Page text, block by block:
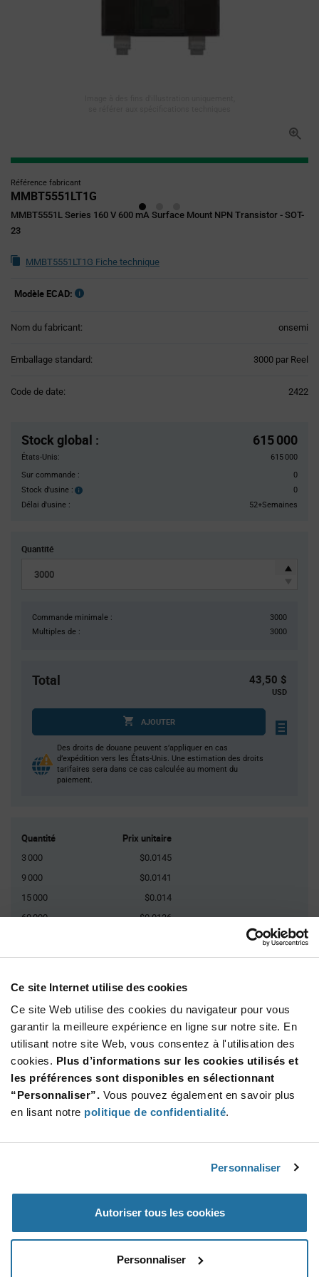
Ce site Internet utilise des cookies
Ce site Web utilise des cookies du navigateur pour vous
garantir la meilleure expérience en ligne sur notre site. En
utilisant notre site Web, vous consentez à l'utilisation des
cookies. Plus d’informations sur les cookies utilisés et
les préférences sont disponibles en sélectionnant
“Personnaliser”. Vous pouvez également en savoir plus
en lisant notre politique de confidentialité.
Personnaliser
Autoriser tous les cookies
Personnaliser
Référence fabricant
MMBT5551LT1G
MMBT5551L Series 160 V 600 mA Surface Mount NPN Transistor - SOT-
23
MMBT5551LT1G Fiche technique
Modèle ECAD:
Nom du fabricant: onsemi
Emballage standard: 3000 par Reel
Code de date: 2422
Stock global : 615 000
États-Unis:
615 000
Sur commande :
0
Stock d'usine :
Stock
0
Délai d'usine :
52+Semaines
Quantité
Commande minimale :
3000
Multiples de :
3000
Total 43,50 $
USD
AJOUTER
Des droits de douane peuvent s’appliquer en cas
d’expédition vers les États-Unis. Une estimation des droits
tarifaires sera dans ce cas calculée au moment du
paiement.
Quantité Prix unitaire
3 000
$0.0145
9 000
$0.0141
15 000
$0.014
60 000
$0.0136
Variant
section
Emballages disponibles
Qté: 60 000+ / Prix unitaire: $0.0145 / Stock: 0
Qté: 3 000+ / Prix unitaire: $0.0145 / Stock: 615 000
Qté: 3 000+ / Prix unitaire: $0.0145 / Stock: 15 966 000
Qté: 3 000+ / Prix unitaire: $0.0145 / Stock: 489 000
Specification
onsemi MMBT5551LT1G - Caractéristiques
Fonctionnalités et applications
onsemi MMBT5551LT1G - Spécifications du produit